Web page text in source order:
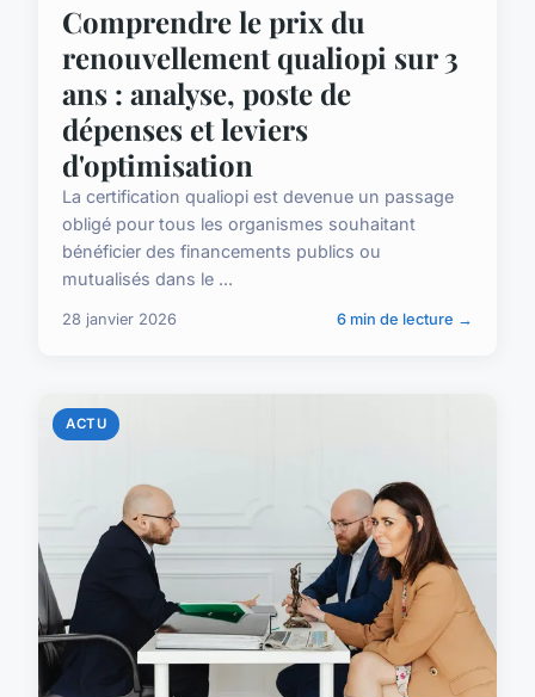
Comprendre le prix du
renouvellement qualiopi sur 3
ans : analyse, poste de
dépenses et leviers
d'optimisation
La certification qualiopi est devenue un passage
obligé pour tous les organismes souhaitant
bénéficier des financements publics ou
mutualisés dans le ...
28 janvier 2026 6 min de lecture →
ACTU